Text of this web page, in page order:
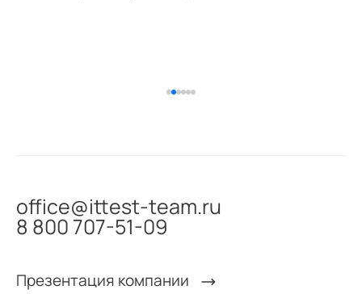
office@ittest-team.ru
8 800 707-51-09
Презентация компании